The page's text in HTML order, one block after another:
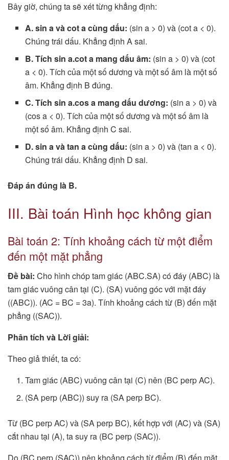
Bây giờ, chúng ta sẽ xét từng khẳng định:
A. sin a và cot a cùng dấu: (sin a > 0) và (cot a < 0).
Chúng trái dấu. Khẳng định A sai.
B. Tích sin a.cot a mang dấu âm: (sin a > 0) và (cot
a < 0). Tích của một số dương và một số âm là một số
âm. Khẳng định B đúng.
C. Tích sin a.cos a mang dấu dương: (sin a > 0) và
(cos a < 0). Tích của một số dương và một số âm là
một số âm. Khẳng định C sai.
D. sin a và tan a cùng dấu: (sin a > 0) và (tan a < 0).
Chúng trái dấu. Khẳng định D sai.
Đáp án đúng là B.
III. Bài toán Hình học không gian
Bài toán 2: Tính khoảng cách từ một điểm
đến một mặt phẳng
Đề bài: Cho hình chóp tam giác (ABC.SA) có đáy (ABC) là
tam giác vuông cân tại (C). (SA) vuông góc với mặt đáy
((ABC)). (AC = BC = 3a). Tính khoảng cách từ (B) đến mặt
phẳng ((SAC)).
Phân tích và Lời giải:
Theo giả thiết, ta có:
Tam giác (ABC) vuông cân tại (C) nên (BC perp AC).
(SA perp (ABC)) suy ra (SA perp BC).
Từ (BC perp AC) và (SA perp BC), kết hợp với (AC) và (SA)
cắt nhau tại (A), ta suy ra (BC perp (SAC)).